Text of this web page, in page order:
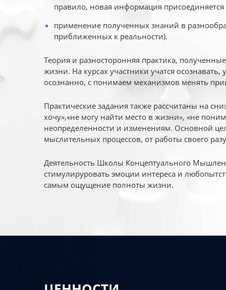
правило, новая информация
применение полученных знаний в
приближенных к реальности).
Теория и разносторонняя практика,
жизни. На курсах участники учатся
осознанно, с понимаем механизмов менять
Практические задания также рассчитаны на
хочу»,«не могу найти место в жизни», «не
неопределенности и изменениям. Основной
мыслительных процессов, от работы своего
Деятельность Школы Концептуального
стимулируровать эмоции интереса и
самым ощущение полноты жизни.